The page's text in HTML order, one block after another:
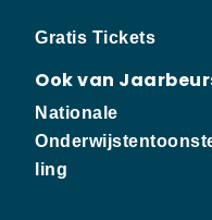
Gratis Tickets
Ook van
Nationale
ling